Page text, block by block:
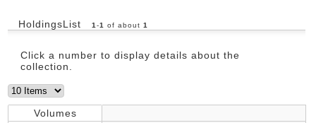
HoldingsList 1 -1 of about 1
Click a number to display details about the
collection.
Volumes